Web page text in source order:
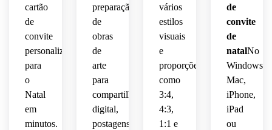
natural
suave,
paleta
neutra
layout
cores
naturais
atenuadas
formatação
de
iluminação
premium
pronto
quente,
layout
de
férias
familiar,
textura
de
papel
cartão
de
convite
personalizado
para
o
Natal
em
minutos.
preparação
de
obras
de
arte
para
compartilhamento
digital,
postagens
vários
estilos
visuais
e
proporções
como
3:4,
4:3,
1:1 e
de
convite
de
natalNo
Windows,
Mac,
iPhone,
iPad
ou